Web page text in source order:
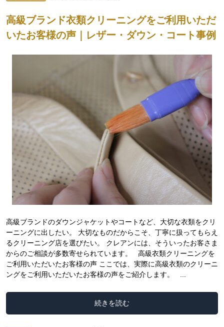
高級ブランド衣類クリーニングをご利用いただ
いたお客様の声｜レザー・ダウン・コート事例
高級ブランドのダウンジャケットやコートなど、大切な衣類をクリ
ーニングに出したい。 大切なものだからこそ、丁寧に扱ってもらえ
るクリーニング店を選びたい。 クレアンには、そういったお客さま
からのご相談が多数寄せられています。 高級衣類クリーニングを
ご利用いただいたお客様の声 ここでは、実際に高級衣類のクリーニ
ングをご利用いただいたお客様の声をご紹介します。 ...
続きを読む